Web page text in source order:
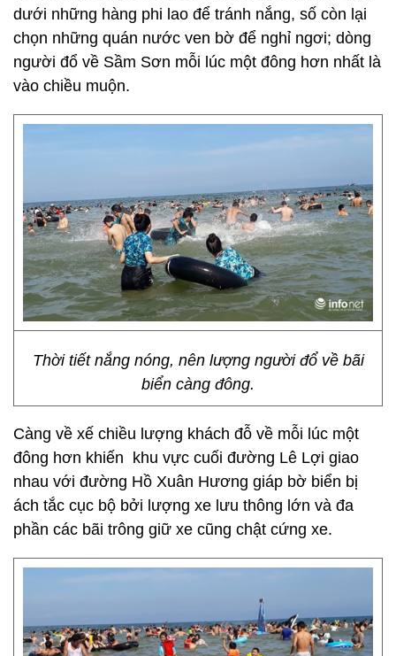
dưới những hàng phi lao để tránh nắng, số còn lại
chọn những quán nước ven bờ để nghỉ ngơi; dòng
người đổ về Sầm Sơn mỗi lúc một đông hơn nhất là
vào chiều muộn.
Thời tiết nắng nóng, nên lượng người đổ về bãi
biển càng đông.
Càng về xế chiều lượng khách đỗ về mỗi lúc một
đông hơn khiến khu vực cuối đường Lê Lợi giao
nhau với đường Hồ Xuân Hương giáp bờ biển bị
ách tắc cục bộ bởi lượng xe lưu thông lớn và đa
phần các bãi trông giữ xe cũng chật cứng xe.